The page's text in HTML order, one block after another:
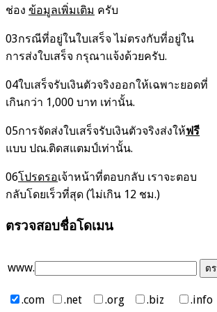
ช่อง ข้อมูลเพิ่มเติม ครับ
03กรณีที่อยู่ในใบเสร็จ ไม่ตรงกับที่อยู่ใน
การส่งใบเสร็จ กรุณาแจ้งด้วยครับ.
04ใบเสร็จรับเงินตัวจริงออกให้เฉพาะยอดที่
เกินกว่า 1,000 บาท เท่านั้น.
05การจัดส่งใบเสร็จรับเงินตัวจริงส่งให้ฟรี
แบบ ปณ.ติดสแตมป์เท่านั้น.
06โปรดรอเจ้าหน้าที่ตอบกลับ เราจะตอบ
กลับโดยเร็วที่สุด (ไม่เกิน 12 ชม.)
ตรวจสอบชื่อโดเมน
www.
.com .net .org .biz .info